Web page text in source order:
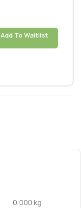
Add To Waitlist
0,000 kg